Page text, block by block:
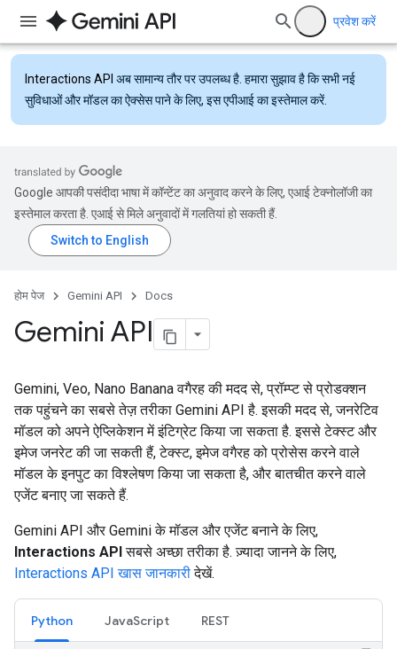
प्रवेश करें
Interactions API अब सामान्य तौर पर उपलब्ध है. हमारा सुझाव है कि सभी नई
सुविधाओं और मॉडल का ऐक्सेस पाने के लिए, इस एपीआई का इस्तेमाल करें.
Google आपकी पसंदीदा भाषा में कॉन्टेंट का अनुवाद करने के लिए, एआई टेक्नोलॉजी का
इस्तेमाल करता है. एआई से मिले अनुवादों में गलतियां हो सकती हैं.
होम पेज Gemini API Docs
Gemini API
Gemini, Veo, Nano Banana वगैरह की मदद से, प्रॉम्प्ट से प्रोडक्शन
तक पहुंचने का सबसे तेज़ तरीका Gemini API है. इसकी मदद से, जनरेटिव
मॉडल को अपने ऐप्लिकेशन में इंटिग्रेट किया जा सकता है. इससे टेक्स्ट और
इमेज जनरेट की जा सकती हैं, टेक्स्ट, इमेज वगैरह को प्रोसेस करने वाले
मॉडल के इनपुट का विश्लेषण किया जा सकता है, और बातचीत करने वाले
एजेंट बनाए जा सकते हैं.
Gemini API और Gemini के मॉडल और एजेंट बनाने के लिए,
Interactions APIसबसे अच्छा तरीका है. ज़्यादा जानने के लिए,
Interactions API खास जानकारीदेखें.
Python JavaScript REST